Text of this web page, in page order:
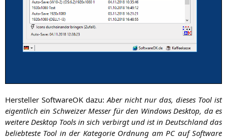
Her­stel­ler Soft­wareOK dazu: Aber nicht nur das, die­ses Tool ist
eigent­lich ein Schwei­zer Mes­ser für den Win­dows Desk­top, da es
wei­te­re Desk­top Tools in sich ver­birgt und ist in Deutsch­land das
belieb­tes­te Tool in der Kate­go­rie Ord­nung am PCauf Soft­ware